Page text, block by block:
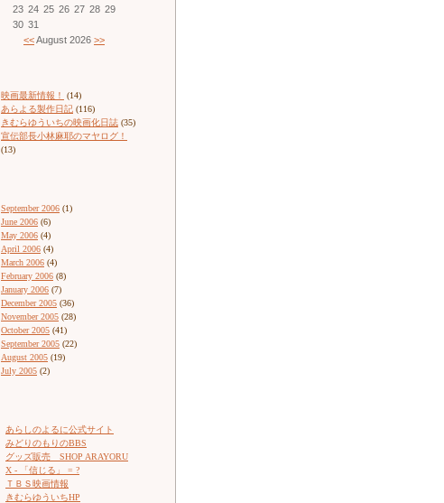
23 24 25 26 27 28 29
30 31
<<August 2026 >>
映画最新情報！
(14)
あらよる製作日記 (116)
きむらゆういちの映画化日誌 (35)
宣伝部長小林麻耶のマヤログ！
(13)
September 2006 (1)
June 2006 (6)
May 2006 (4)
April 2006 (4)
March 2006 (4)
February 2006 (8)
January 2006 (7)
December 2005 (36)
November 2005 (28)
October 2005 (41)
September 2005 (22)
August 2005 (19)
July 2005 (2)
あらしのよるに公式サイト
みどりのもりのBBS
グッズ販売 SHOP ARAYORU
X - 「信じる」 = ?
ＴＢＳ映画情報
きむらゆういちHP